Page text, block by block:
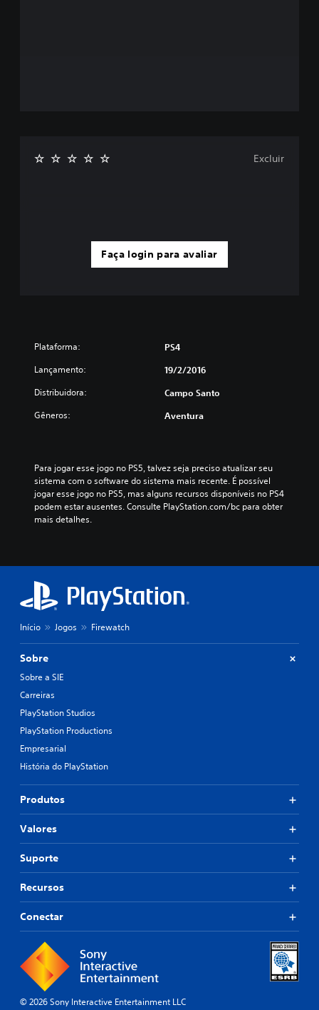
Faça login para avaliar
Excluir
Plataforma: PS4
Lançamento: 19/2/2016
Distribuidora: Campo Santo
Gêneros: Aventura
Para jogar esse jogo no PS5, talvez seja preciso atualizar seu
sistema com o software do sistema mais recente. É possível
jogar esse jogo no PS5, mas alguns recursos disponíveis no PS4
podem estar ausentes. Consulte PlayStation.com/bc para obter
mais detalhes.
Início Jogos Firewatch
Sobre
Sobre a SIE
Carreiras
PlayStation Studios
PlayStation Productions
Empresarial
História do PlayStation
Produtos
Valores
Suporte
Recursos
Conectar
© 2026 Sony Interactive Entertainment LLC